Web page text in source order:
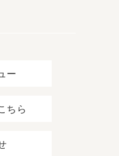
ー
ちら